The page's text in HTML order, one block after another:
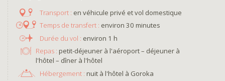
en véhicule privé et vol domestique
environ 30 minutes
environ 1 h
Repas : petit-déjeuner à l'aéroport – déjeuner à
l'hôtel – dîner à l'hôtel
Hébergement : nuit à l'hôtel à Goroka